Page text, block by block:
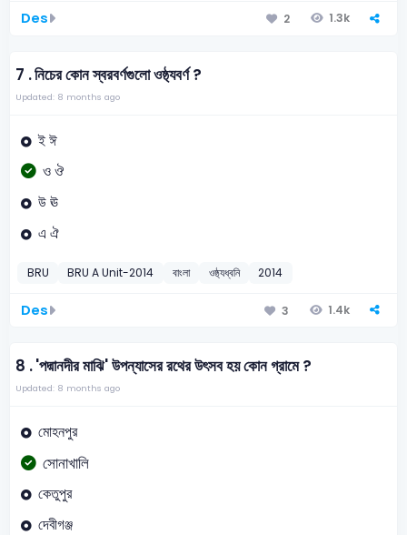
Des 2 1.3k
7 .নিচের কোন স্বরবর্ণগুলো ওষ্ঠ্যবর্ণ ?
Updated: 8 months ago
ই ঈ
ও ঔ
উ ঊ
এ ঐ
BRU BRU A Unit-2014 বাংলা ওষ্ঠ্যধ্বনি 2014
Des 3 1.4k
8 .'পদ্মানদীর মাঝি' উপন্যাসের রথের উৎসব হয় কোন গ্রামে ?
Updated: 8 months ago
মোহনপুর
সোনাখালি
কেতুপুর
দেবীগঞ্জ